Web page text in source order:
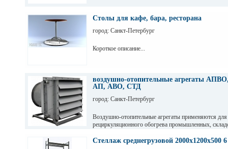
Столы для кафе, бара, ресторана
город: Санкт-Петербург
Короткое описание...
воздушно-отопительные агрегаты
АП, АВО, СТД
город: Санкт-Петербург
Воздушно-отопительные агрегаты применяются для
рециркуляционного обогрева промышленных,
Стеллаж среднегрузовой 2000х1200х500